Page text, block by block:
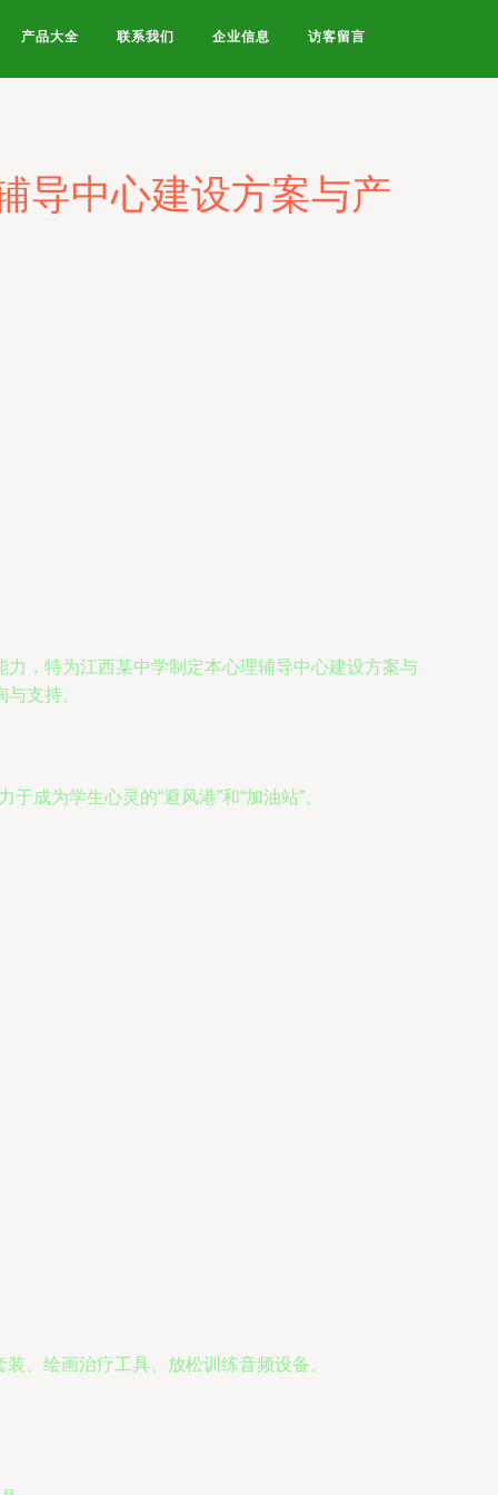
产品大全 联系我们 企业信息 访客留言
导中心建设方案与产
，特为江西某中学制定本心理辅导中心建设方案与
支持。
成为学生心灵的“避风港”和“加油站”。
、绘画治疗工具、放松训练音频设备。